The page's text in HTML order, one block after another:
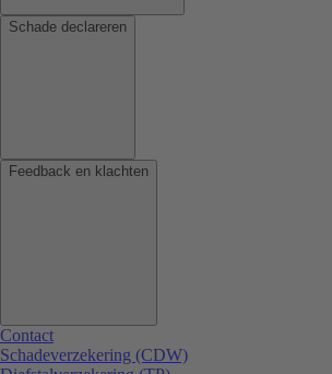
Schade declareren
Feedback en klachten
Contact
Schadeverzekering (CDW)